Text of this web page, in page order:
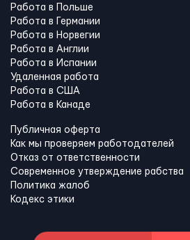
Работа в Польше
Работа в Германии
Работа в Норвегии
Работа в Англии
Работа в Испании
Удаленная работа
Работа в США
Работа в Канадe
Публичная оферта
Как мы проверяем работодателей
Отказ от ответственности
Современное утверждение рабства
Политика жалоб
Кодекс этики